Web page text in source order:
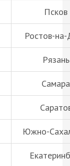
Псков
Ростов-
Рязань
Самара
Южно-